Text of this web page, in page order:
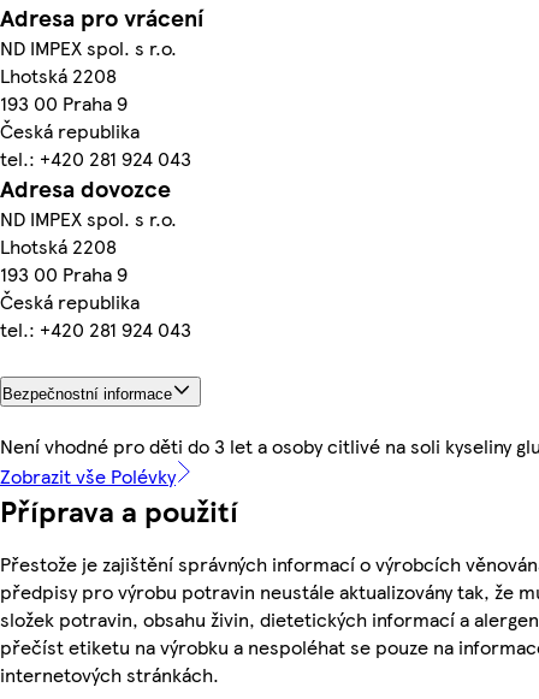
Adresa pro vrácení
ND IMPEX spol. s r.o.
Lhotská 2208
193 00 Praha 9
Česká republika
tel.: +420 281 924 043
Adresa dovozce
ND IMPEX spol. s r.o.
Lhotská 2208
193 00 Praha 9
Česká republika
tel.: +420 281 924 043
Bezpečnostní informace
Není vhodné pro děti do 3 let a osoby citlivé na soli kyseliny
Zobrazit vše Polévky
Příprava a použití
Přestože je zajištění správných informací o výrobcích
předpisy pro výrobu potravin neustále aktualizovány tak, že
složek potravin, obsahu živin, dietetických informací a
přečíst etiketu na výrobku a nespoléhat se pouze na
internetových stránkách.